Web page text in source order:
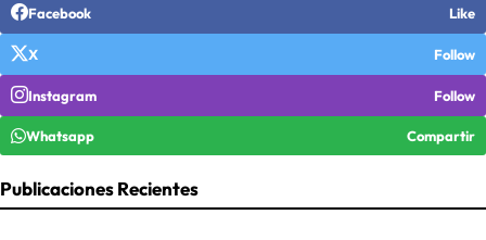
Facebook Like
X Follow
Instagram Follow
Whatsapp Compartir
Publicaciones Recientes